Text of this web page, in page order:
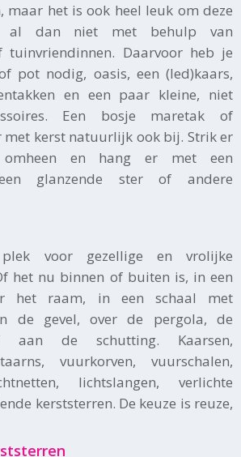
maar het is ook heel leuk om deze
al dan niet met behulp van
tuinvriendinnen. Daarvoor heb je
pot nodig, oasis, een (led)kaars,
en een paar kleine, niet
Een bosje maretak of
met kerst natuurlijk ook bij. Strik er
en hang er met een
glanzende ster of andere
voor gezellige en vrolijke
het nu binnen of buiten is, in een
het raam, in een schaal met
de gevel, over de pergola, de
aan de schutting. Kaarsen,
vuurkorven, vuurschalen,
lichtslangen, verlichte
kerststerren. De keuze is reuze,